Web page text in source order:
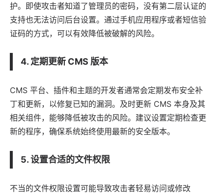
护。即使攻击者知道了管理员的密码，没有第二层认证的
支持也无法访问后台设置。通过手机应用程序或者短信验
证码的方式，可以有效降低被破解的风险。
4. 定期更新 CMS 版本
CMS 平台、插件和主题的开发者通常会定期发布安全补
丁和更新，以修复已知的漏洞。及时更新 CMS 本身及其
相关组件，能够降低被攻击的风险。建议设置定期检查更
新的程序，确保系统始终使用最新的安全版本。
5. 设置合适的文件权限
不当的文件权限设置可能导致攻击者轻易访问或修改